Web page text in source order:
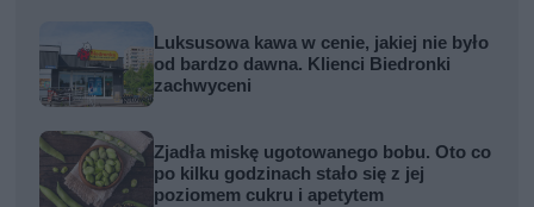
Luksusowa kawa w cenie, jakiej nie było
od bardzo dawna. Klienci Biedronki
zachwyceni
Zjadła miskę ugotowanego bobu. Oto co
po kilku godzinach stało się z jej
poziomem cukru i apetytem